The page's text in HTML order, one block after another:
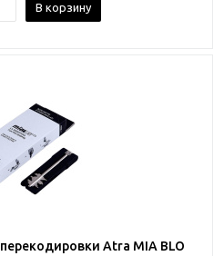
В корзину
Atra MIA BLO